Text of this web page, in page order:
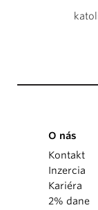
O nás
Kontakt
Inzercia
Kariéra
2% dane